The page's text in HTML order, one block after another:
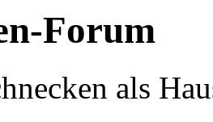
Forum
als